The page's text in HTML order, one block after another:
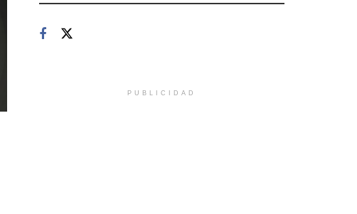
PUBLICIDAD